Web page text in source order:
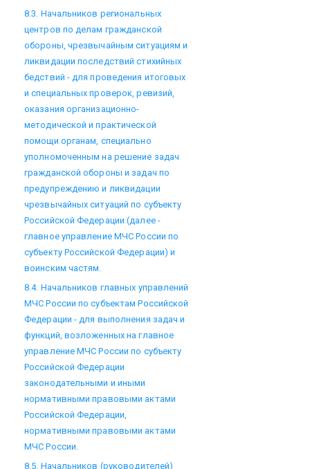
8.3. Начальников региональных
центров по делам гражданской
обороны, чрезвычайным ситуациям и
ликвидации последствий стихийных
бедствий - для проведения итоговых
и специальных проверок, ревизий,
оказания организационно-
методической и практической
помощи органам, специально
уполномоченным на решение задач
гражданской обороны и задач по
предупреждению и ликвидации
чрезвычайных ситуаций по субъекту
Российской Федерации (далее -
главное управление МЧС России по
субъекту Российской Федерации) и
воинским частям.
8.4. Начальников главных управлений
МЧС России по субъектам Российской
Федерации - для выполнения задач и
функций, возложенных на главное
управление МЧС России по субъекту
Российской Федерации
законодательными и иными
нормативными правовыми актами
Российской Федерации,
нормативными правовыми актами
МЧС России.
8.5. Начальников (руководителей)